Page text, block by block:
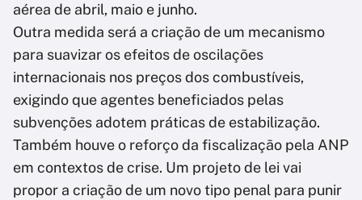
aérea de abril, maio e junho.
Outra medida será a criação de um mecanismo
para suavizar os efeitos de oscilações
internacionais nos preços dos combustíveis,
exigindo que agentes beneficiados pelas
subvenções adotem práticas de estabilização.
Também houve o reforço da fiscalização pela ANP
em contextos de crise. Um projeto de lei vai
propor a criação de um novo tipo penal para punir